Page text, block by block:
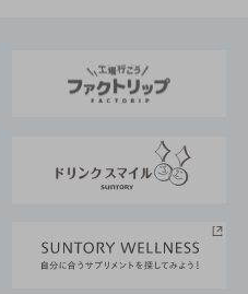
ナビリティ経営